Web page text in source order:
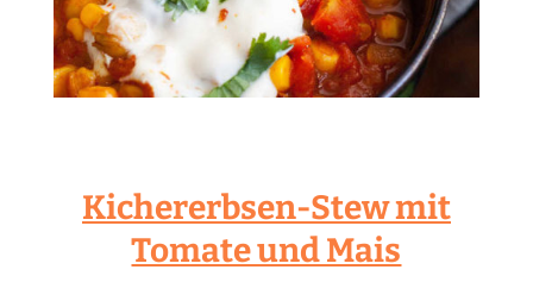
Kichererbsen-Stew mit
Tomate und Mais